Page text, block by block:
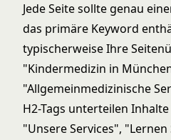
Jede Seite sollte genau
das primäre Keyword
typischerweise Ihre
"Kindermedizin in
"Allgemeinmedizinische
H2-Tags unterteilen
"Unsere Services",